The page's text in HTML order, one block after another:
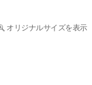
オリジナルサイズを表示